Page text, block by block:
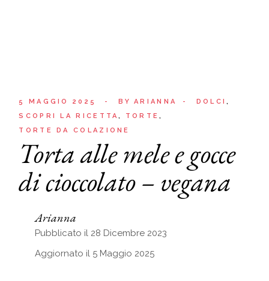
5 MAGGIO 2025 BY ARIANNA
DOLCI
SCOPRI LA RICETTA
TORTE
TORTE DA COLAZIONE
Torta alle mele e gocce
di cioccolato – vegana
Arianna
Pubblicato il 28 Dicembre 2023
Aggiornato il 5 Maggio 2025